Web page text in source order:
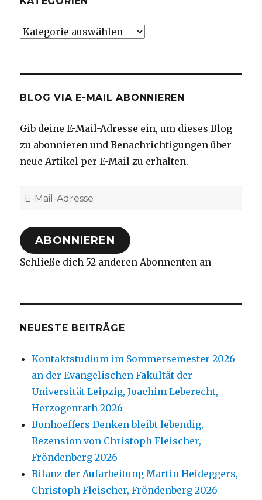
Kategorien
BLOG VIA E-MAIL ABONNIEREN
Gib deine E-Mail-Adresse ein, um dieses Blog
zu abonnieren und Benachrichtigungen über
neue Artikel per E-Mail zu erhalten.
E-
Mail-
Adresse
ABONNIEREN
Schließe dich 52 anderen Abonnenten an
NEUESTE BEITRÄGE
Kontaktstudium im Sommersemester 2026
an der Evangelischen Fakultät der
Universität Leipzig, Joachim Leberecht,
Herzogenrath 2026
Bonhoeffers Denken bleibt lebendig,
Rezension von Christoph Fleischer,
Fröndenberg 2026
Bilanz der Aufarbeitung Martin Heideggers,
Christoph Fleischer, Fröndenberg 2026